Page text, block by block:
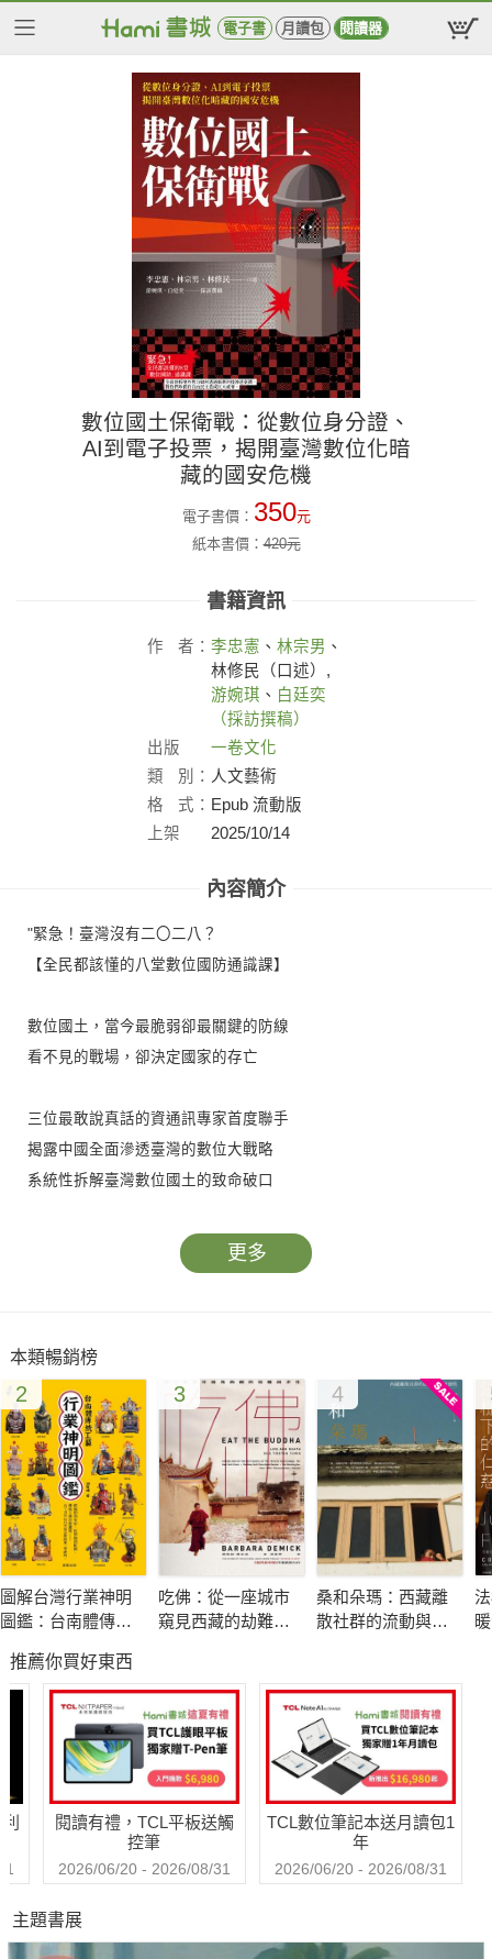
電子書 月讀包 閱讀器
數位國土保衛戰：從數位身分證、
AI到電子投票，揭開臺灣數位化暗
藏的國安危機
電子書價： 350元
紙本書價：420元
書籍資訊
作 者： 李忠憲 、 林宗男 、
林修民（口述）,
游婉琪 、 白廷奕
（採訪撰稿）
出版
社：
一卷文化
類
別： 人文藝術
格
式： Epub 流動版
上架
2025/10/14
內容簡介
"緊急！臺灣沒有二〇二八？
【全民都該懂的八堂數位國防通識課】
數位國土，當今最脆弱卻最關鍵的防線
看不見的戰場，卻決定國家的存亡
三位最敢說真話的資通訊專家首度聯手
揭露中國全面滲透臺灣的數位大戰略
系統性拆解臺灣數位國土的致命破口
國家的疆界早已超越領陸、領海與領空，而是延伸到看不見的
傳統的國際秩序逐漸鬆動，中國開始藉由數位技術發動跨境滲透
與攻勢。在這樣的情境下，我們每一次轉發訊息、追隨網路意見
領袖、甚至進行線上交易，已不只是個人行為，而是塑造集體認
知，牽動國家命運的新戰場。
本書由李忠憲、林宗男、林修民三位長期關注數位防衛的資通訊
專家共同撰述，意在勾勒出這場無形戰爭的全貌。他們不僅是研
究者，更是行動者：三人皆曾參與二〇一五年「反紫光行動」，
阻止中資滲透臺灣IC設計產業，守住半導體這道國安防線。此次
三人首度聯手，結合專業研究與第一線經驗，透過八個環環相扣
票，臺灣如何在數位國土上遭遇中國的系統性威脅。
若臺灣低估數位威脅，「臺灣沒有二〇二八」將可能成真。這不
是危言聳聽，而是美國智庫早已提出的警告：中國資訊戰有可能
使臺灣在二〇二八年因社會極化、公眾信任的崩潰，以及對選舉
公正性的普遍質疑，面臨無法正常進行選舉的局面。而這樣的危
機，其實正從個人日常生活到國家體系逐步浮現。
可能被中國蒐集利用，轉化為精準監控與滲透的手段，同時削弱
社會對數位環境的信任，讓中國更容易介入並操縱輿論。在國家
層面，若電網、交通、金融系統遭中國滲透，社會將瞬間癱瘓；
更多
本類暢銷榜
2
圖解台灣行業神明
圖鑑：台南體傳統
3
吃佛：從一座城市
窺見西藏的劫難與
4
桑和朵瑪：西藏離
散社群的流動與社
推薦你買好東西
閱讀有禮，TCL平板送觸
控筆
2026/06/20 - 2026/08/31
TCL數位筆記本送月讀包1
年
2026/06/20 - 2026/08/31
主題書展